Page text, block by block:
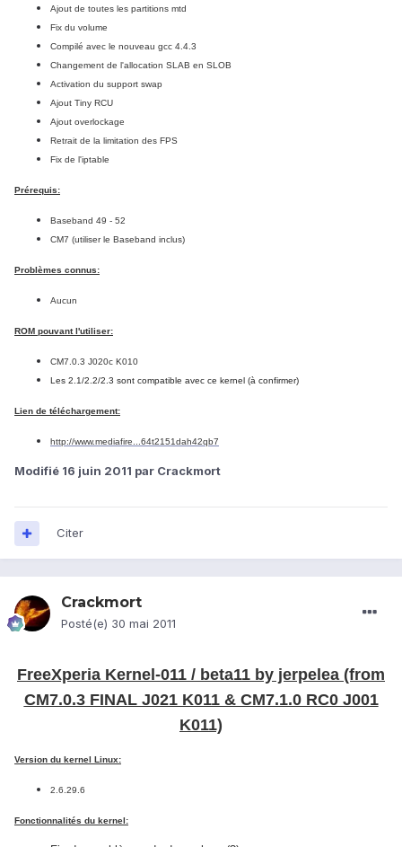
Ajout de toutes les partitions mtd
Fix du volume
Compilé avec le nouveau gcc 4.4.3
Changement de l'allocation SLAB en SLOB
Activation du support swap
Ajout Tiny RCU
Ajout overlockage
Retrait de la limitation des FPS
Fix de l'iptable
Prérequis:
Baseband 49 - 52
CM7 (utiliser le Baseband inclus)
Problèmes connus:
Aucun
ROM pouvant l'utiliser:
CM7.0.3 J020c K010
Les 2.1/2.2/2.3 sont compatible avec ce kernel (à confirmer)
Lien de téléchargement:
http://www.mediafire...64t2151dah42qb7
Modifié 16 juin 2011 par Crackmort
Citer
Crackmort
Posté(e) 30 mai 2011
FreeXperia Kernel-011 / beta11 by jerpelea (from
CM7.0.3 FINAL J021 K011 & CM7.1.0 RC0 J001
K011)
Version du kernel Linux:
2.6.29.6
Fonctionnalités du kernel: